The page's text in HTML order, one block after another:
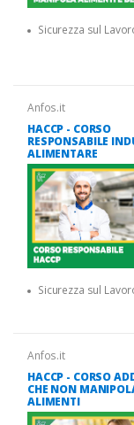
Sicurezza sul
Anfos.it
HACCP - CORSO
RESPONSABILE
ALIMENTARE
Sicurezza sul
Anfos.it
HACCP - CORSO
CHE NON
ALIMENTI